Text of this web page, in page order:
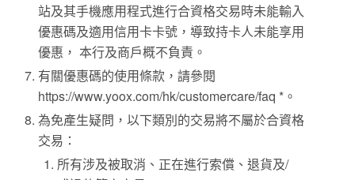
站及其手機應用程式進行合資格交易時未能輸入
優惠碼及適用信用卡卡號，導致持卡人未能享用
優惠， 本行及商戶概不負責。
有關優惠碼的使用條款，請參閱
https://www.yoox.com/hk/customercare/faq *。
為免產生疑問，以下類別的交易將不屬於合資格
交易：
所有涉及被取消、正在進行索償、退貨及/